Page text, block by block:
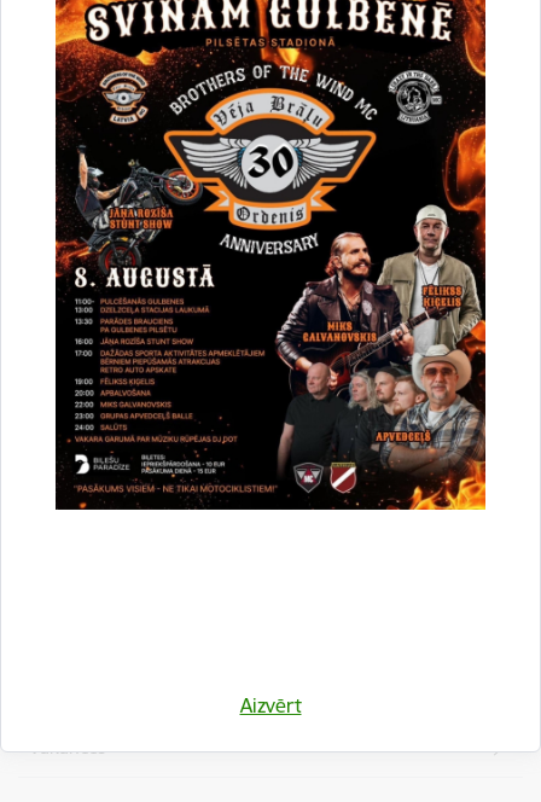
Aizvērt
Vai šī informācija bija noderīga?
Sniegt atsauksmi
Esi pirmais, kurš uzzina!
Piesakies jaunumu saņemšanai savā e-pastā.
Vakances